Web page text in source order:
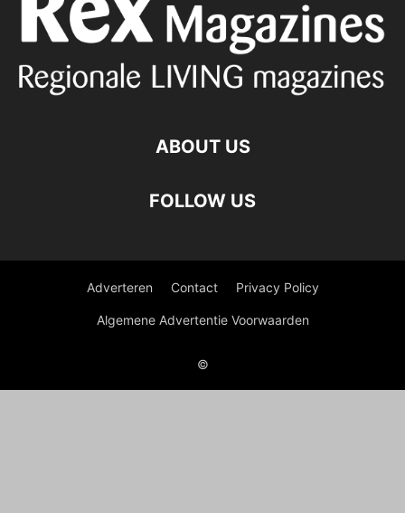
ABOUT US
FOLLOW US
Adverteren Contact Privacy Policy
Algemene Advertentie Voorwaarden
©